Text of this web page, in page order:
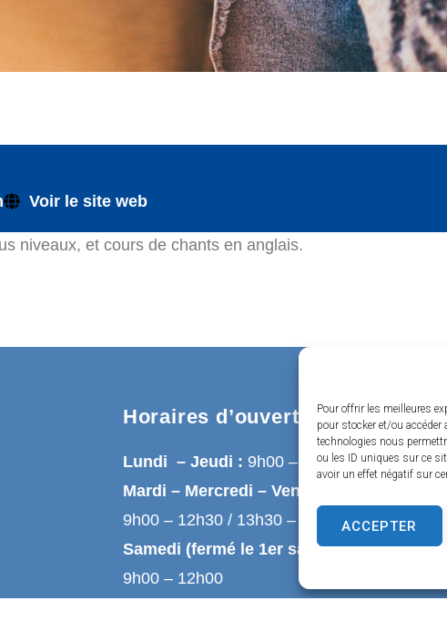
Pour offrir les meilleures
pour stocker et/ou
technologies nous
ou les ID uniques sur ce
avoir un effet négatif sur
ACCEPTER
Voir le site web
niveaux, et cours de chants en anglais.
Horaires d’ouverture
Lundi – Jeudi : 9h00 – 12h30
Mardi – Mercredi – Vendredi :
9h00 – 12h30 / 13h30 – 17h00
Samedi (fermé le 1er samedi du mois) :
9h00 – 12h00